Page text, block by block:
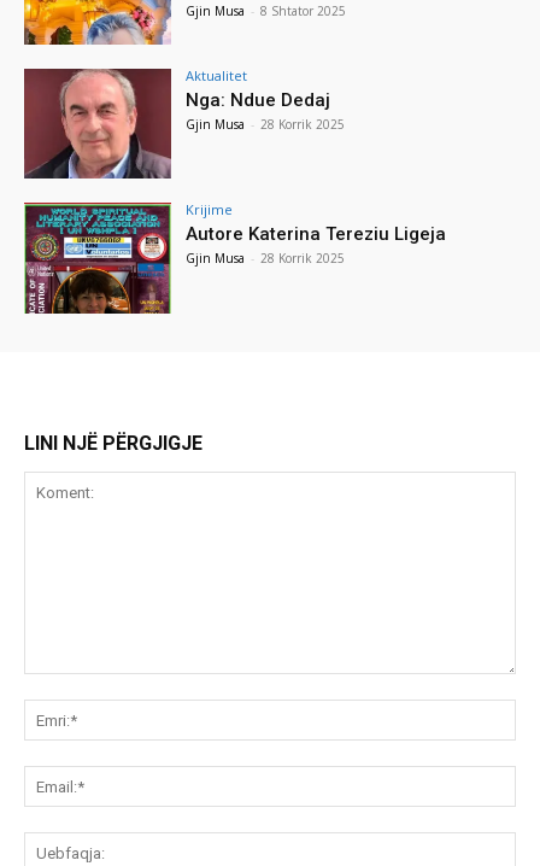
Gjin Musa - 8 Shtator 2025
Aktualitet
Nga: Ndue Dedaj
Gjin Musa - 28 Korrik 2025
Krijime
Autore Katerina Tereziu Ligeja
Gjin Musa - 28 Korrik 2025
LINI NJË PËRGJIGJE